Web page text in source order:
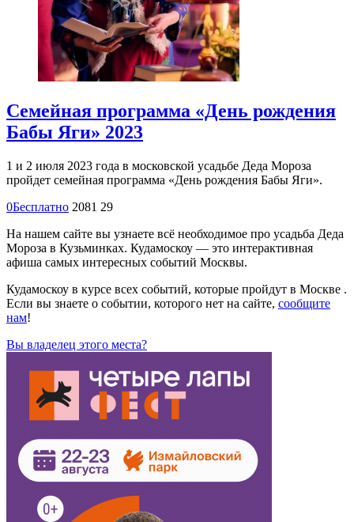
Семейная программа «День рождения
Бабы Яги» 2023
1 и 2 июля 2023 года в московской усадьбе Деда Мороза
пройдет семейная программа «День рождения Бабы Яги».
0Бесплатно 2081 29
На нашем сайте вы узнаете всё необходимое про усадьба Деда
Мороза в Кузьминках. Кудамоскоу — это интерактивная
афиша самых интересных событий Москвы.
Кудамоскоу в курсе всех событий, которые пройдут в Москве .
Если вы знаете о событии, которого нет на сайте, сообщите
нам!
Вы владелец этого места?